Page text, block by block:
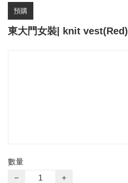
預購
東大門女裝| knit vest(Red)
數量
−
+